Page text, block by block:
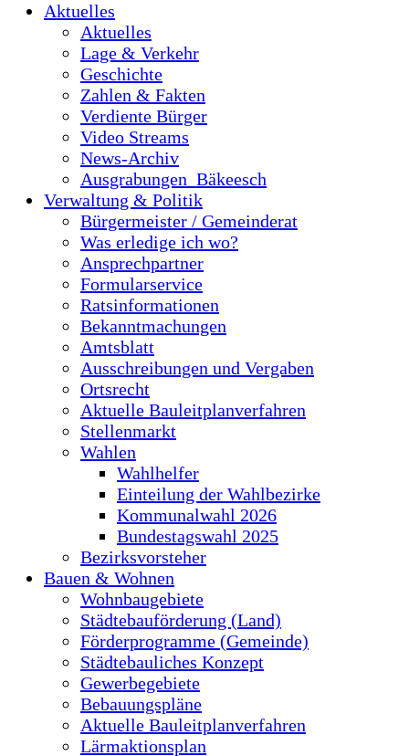
Aktuelles
Aktuelles
Lage & Verkehr
Geschichte
Zahlen & Fakten
Verdiente Bürger
Video Streams
News-Archiv
Ausgrabungen_Bäkeesch
Verwaltung & Politik
Bürgermeister / Gemeinderat
Was erledige ich wo?
Ansprechpartner
Formularservice
Ratsinformationen
Bekanntmachungen
Amtsblatt
Ausschreibungen und Vergaben
Ortsrecht
Aktuelle Bauleitplanverfahren
Stellenmarkt
Wahlen
Wahlhelfer
Einteilung der Wahlbezirke
Kommunalwahl 2026
Bundestagswahl 2025
Bezirksvorsteher
Bauen & Wohnen
Wohnbaugebiete
Städtebauförderung (Land)
Förderprogramme (Gemeinde)
Städtebauliches Konzept
Gewerbegebiete
Bebauungspläne
Aktuelle Bauleitplanverfahren
Lärmaktionsplan